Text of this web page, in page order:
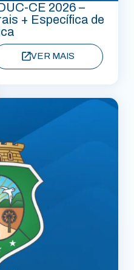
CE 2026 –
+ Específica de
VER MAIS